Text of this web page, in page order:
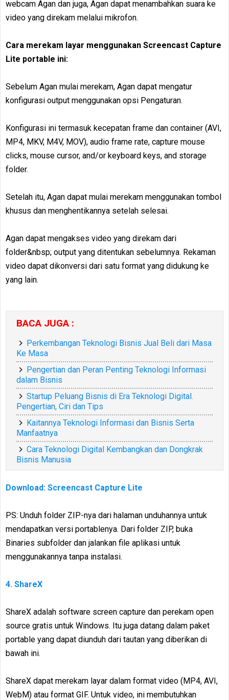
webcam Agan dan juga, Agan dapat menambahkan suara ke
video yang direkam melalui mikrofon.
Cara merekam layar menggunakan Screencast Capture
Lite portable ini:
Sebelum Agan mulai merekam, Agan dapat mengatur
konfigurasi output menggunakan opsi Pengaturan.
Konfigurasi ini termasuk kecepatan frame dan container (AVI,
MP4, MKV, M4V, MOV), audio frame rate, capture mouse
clicks, mouse cursor, and/or keyboard keys, and storage
folder.
Setelah itu, Agan dapat mulai merekam menggunakan tombol
khusus dan menghentikannya setelah selesai.
Agan dapat mengakses video yang direkam dari
folder&nbsp; output yang ditentukan sebelumnya. Rekaman
video dapat dikonversi dari satu format yang didukung ke
yang lain.
BACA JUGA :
Perkembangan Teknologi Bisnis Jual Beli dari Masa
Ke Masa
Pengertian dan Peran Penting Teknologi Informasi
dalam Bisnis
Startup Peluang Bisnis di Era Teknologi Digital.
Pengertian, Ciri dan Tips
Kaitannya Teknologi Informasi dan Bisnis Serta
Manfaatnya
Cara Teknologi Digital Kembangkan dan Dongkrak
Bisnis Manusia
Download: Screencast Capture Lite
PS: Unduh folder ZIP-nya dari halaman unduhannya untuk
mendapatkan versi portablenya. Dari folder ZIP, buka
Binaries subfolder dan jalankan file aplikasi untuk
menggunakannya tanpa instalasi.
4. ShareX
ShareX adalah software screen capture dan perekam open
source gratis untuk Windows. Itu juga datang dalam paket
portable yang dapat diunduh dari tautan yang diberikan di
bawah ini.
ShareX dapat merekam layar dalam format video (MP4, AVI,
WebM) atau format GIF. Untuk video, ini membutuhkan